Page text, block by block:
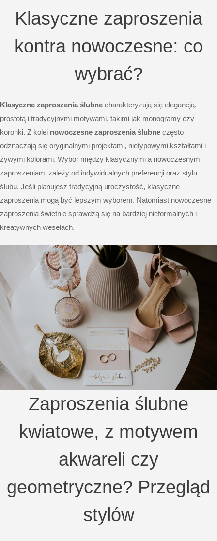
Klasyczne zaproszenia
kontra nowoczesne: co
wybrać?
Klasyczne zaproszenia ślubne charakteryzują się elegancją,
prostotą i tradycyjnymi motywami, takimi jak monogramy czy
koronki. Z kolei nowoczesne zaproszenia ślubne często
odznaczają się oryginalnymi projektami, nietypowymi kształtami i
żywymi kolorami. Wybór między klasycznymi a nowoczesnymi
zaproszeniami zależy od indywidualnych preferencji oraz stylu
ślubu. Jeśli planujesz tradycyjną uroczystość, klasyczne
zaproszenia mogą być lepszym wyborem. Natomiast nowoczesne
zaproszenia świetnie sprawdzą się na bardziej nieformalnych i
kreatywnych weselach.
Zaproszenia ślubne
kwiatowe, z motywem
akwareli czy
geometryczne? Przegląd
stylów